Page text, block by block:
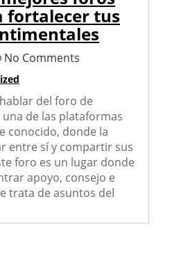
fortalecer tus
No Comments
del foro de
de las plataformas
conocido, donde la
entre sí y compartir sus
foro es un lugar donde
apoyo, consejo e
trata de asuntos del